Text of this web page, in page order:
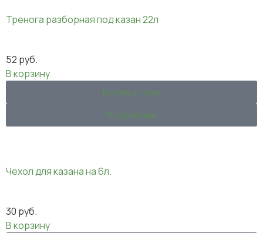
Тренога разборная под казан 22л
52 руб.
В корзину
Купить в 1 клик
Подробнее
Чехол для казана на 6л.
30 руб.
В корзину